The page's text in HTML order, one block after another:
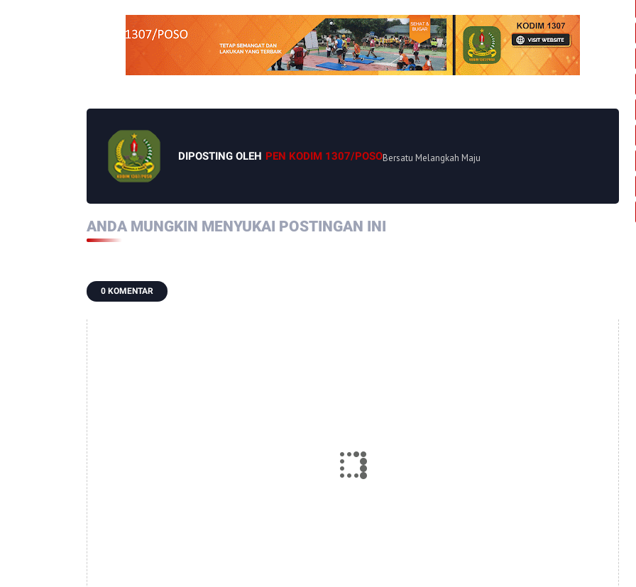
DIPOSTING OLEH PEN KODIM 1307/POSOBersatu Melangkah Maju
ANDA MUNGKIN MENYUKAI POSTINGAN INI
0 KOMENTAR